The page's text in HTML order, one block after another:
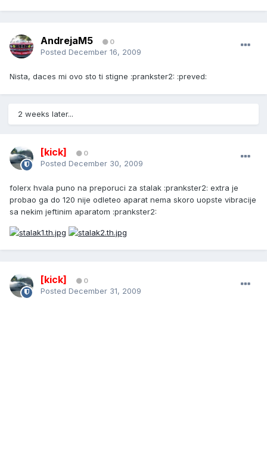
AndrejaM5 0
Posted December 16, 2009
Nista, daces mi ovo sto ti stigne :prankster2: :preved:
2 weeks later...
[kick] 0
Posted December 30, 2009
folerx hvala puno na preporuci za stalak :prankster2: extra je
probao ga do 120 nije odleteo aparat nema skoro uopste vibracije
sa nekim jeftinim aparatom :prankster2:
[kick] 0
Posted December 31, 2009